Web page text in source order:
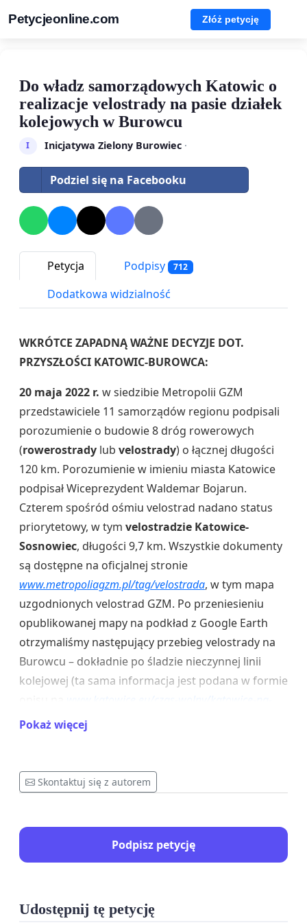
Petycjeonline.com Złóż petycję
Do władz samorządowych Katowic o
realizacje velostrady na pasie działek
kolejowych w Burowcu
I Inicjatywa Zielony Burowiec·
Podziel się na Facebooku
Petycja Podpisy 712
Dodatkowa widzialność
WKRÓTCE ZAPADNĄ WAŻNE DECYZJE DOT.
PRZYSZŁOŚCI KATOWIC-BUROWCA:
20 maja 2022 r. w siedzibie Metropolii GZM
przedstawiciele 11 samorządów regionu podpisali
porozumienie o budowie 8 dróg rowerowych
(rowerostrady lub velostrady) o łącznej długości
120 km. Porozumienie w imieniu miasta Katowice
podpisał Wiceprezydent Waldemar Bojarun.
Czterem spośród ośmiu velostrad nadano status
priorytetowy, w tym velostradzie Katowice-
Sosnowiec, długości 9,7 km. Wszystkie dokumenty
są dostępne na oficjalnej stronie
www.metropoliagzm.pl/tag/velostrada, w tym mapa
uzgodnionych velostrad GZM. Po przeniesieniu
opublikowanej mapy na podkład z Google Earth
otrzymaliśmy następujący przebieg velostrady na
Burowcu – dokładnie po śladzie nieczynnej linii
kolejowej (ta sama informacja jest podana w formie
www.katowice.eu/czas-wolny/katowice-na-
rowery ):
Pokaż więcej
Skontaktuj się z autorem
Podpisz petycję
Udostępnij tę petycję